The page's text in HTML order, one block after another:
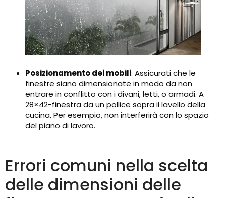
Posizionamento dei mobili: Assicurati che le
finestre siano dimensionate in modo da non
entrare in conflitto con i divani, letti, o armadi. A
28×42-finestra da un pollice sopra il lavello della
cucina, Per esempio, non interferirà con lo spazio
del piano di lavoro.
Errori comuni nella scelta
delle dimensioni delle